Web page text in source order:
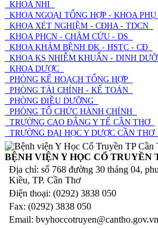
KHOA NHI
KHOA NGOẠI TỔNG HỢP - KHOA PHỤ
KHOA XÉT NGHIỆM - CĐHA - TDCN
KHOA PHCN - CHÂM CỨU - DS
KHOA KHÁM BỆNH ĐK - HSTC - CĐ
KHOA KS NHIỄM KHUẨN - DINH
KHOA DƯỢC
PHÒNG KẾ HOẠCH TỔNG HỢP
PHÒNG TÀI CHÍNH - KẾ TOÁN
PHÒNG ĐIỀU DƯỠNG
PHÒNG TỔ CHỨC HÀNH CHÍNH
TRƯỜNG CAO ĐẲNG Y TẾ CẦN THƠ
TRƯỜNG ĐẠI HỌC Y DƯỢC CẦN THƠ
BỆNH VIỆN Y HỌC CỔ TRUYỀN
Địa chỉ: số 768 đường 30 tháng 04,
Kiều, TP. Cần Thơ
Điện thoại: (0292) 3838 050
Fax: (0292) 3838 050
Email: bvyhoccotruyen@cantho.gov.vn